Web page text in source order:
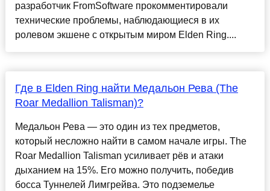
разработчик FromSoftware прокомментировали
технические проблемы, наблюдающиеся в их
ролевом экшене с открытым миром Elden Ring....
Где в Elden Ring найти Медальон Рева (The
Roar Medallion Talisman)?
Медальон Рева — это один из тех предметов,
который несложно найти в самом начале игры. The
Roar Medallion Talisman усиливает рёв и атаки
дыханием на 15%. Его можно получить, победив
босса Туннелей Лимгрейва. Это подземелье